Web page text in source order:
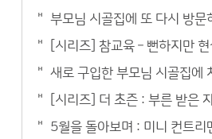
부모님 시골집에 또 다시 방
[시리즈] 참교육 – 뻔하지만
새로 구입한 부모님 시골집에
[시리즈] 더 초즌 : 부른 받은
5월을 돌아보며 : 미니 컨트